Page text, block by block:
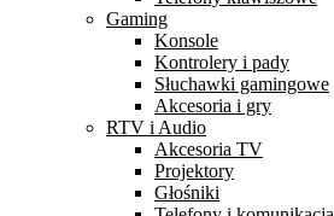
Gaming
Konsole
Kontrolery i pady
Słuchawki gamingowe
Akcesoria i gry
RTV i Audio
Akcesoria TV
Projektory
Głośniki